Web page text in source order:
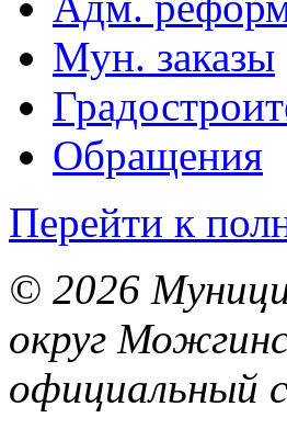
Мун. заказы
Обращения
Перейти к
© 2026
округ
официальный